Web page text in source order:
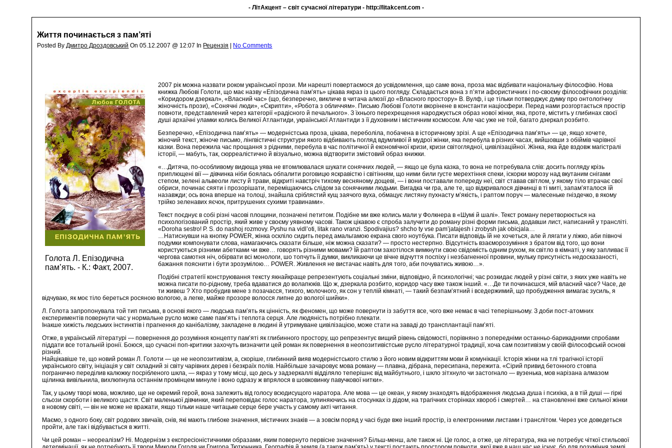
- ЛітАкцент – світ сучасної літератури - http://litakcent.com -
Життя починається з пам’яті
Posted ByДмитро Дроздовський On 05.12.2007 @ 12:07 In Рецензія No Comments
Голота Л. Епізодична
пам’ять. - К.: Факт, 2007.
2007 рік можна назвати роком української прози. Ми нарешті повертаємося до усвідомлення, що саме вона, проза має відбивати національну філософію. Нова
книжка Любові Голоти, що має назву «Епізодична пам’ять» цікава якраз із цього погляду. Складається вона з п’яти афористичних і по-своєму філософічних розділів:
«Коридором дзеркал», «Власний час» (що, безперечно, викличе в читача алюзії до «Власного простору» В. Вулф, і це тільки потверджує думку про онтологічну
жіночність прози), «Сонячні люди», «Скрипти», «Робота з обличчям». Письмо Любові Голоти вкорінене в константи націосфери. Перед нами розгортається простір
повноти, представлений через категорії «радісного й печального». З їхнього перехрещення народжується образ нової жінки, яка, проте, містить у глибинах своєї
душі архаїчні уламки колись Великої Атлантиди, української Атлантиди з її духовним і містичним космосом. Але час уже не той, багато дзеркал розбито.
Безперечно, «Епізодична пам’ять» — модерністська проза, цікава, переболіла, побачена в історичному зрізі. А ще «Епізодична пам’ять» — це, якщо хочете,
жіночий текст, жіноче письмо, лінгвістичні структури якого відбивають погляд вдумливої й мудрої жінки, яка перебула в різних часах, вийшовши з обіймів чарівної
казки. Вона пережила час прощання з рідними, перебула в час політичної й економічної кризи, кризи світоглядної, цивілізаційної. Жінка, яка йде вздовж магістралі
історії, — мабуть, так, сюрреалістично й візуально, можна відтворити змістовий образ книжки.
«…Дитяча, по-особливому видюща уява не втомлювалася шукати сонячних людей, — якщо це була казка, то вона не потребувала слів: досить погляду крізь
приплющені вії — дівчинка ніби боялась обпалити роговицю яскравістю і світінням, що ними били густе мерехтіння спеки, іскорки морозу над вкутаним снігами
степом, зелені альвеоли листу й трави, відкриті навстріч тихому весняному дощеві, — і вони поставали попереду неї, світ ставав світлом, у якому тіло втрачає свої
обриси, починає сяяти і прозорішати, переміщаючись слідом за сонячними людьми. Вигадка чи гра, але те, що відкривалося дівчинці в ті миті, запам’яталося їй
назавжди; ось вона вперше на толоці, знайшла сріблястий кущ заячого вуха, обмацує листяну пухнасту м’якість, і раптом поруч — малесеньке гніздечко, в якому
трійко зеленавих яєчок, притрушених сухими травинами».
Текст поєднує в собі різні часові площини, позначені петитом. Подібне ми вже колись мали у Фолкнера в «Шумі й шалі». Текст роману перетворюється на
психологізований простір, який живе у своєму уявному часові. Також цікавою є спроба залучити до роману різні форми письма, додавши лист, написаний у трансліті.
«Doroha sestro! P. S. do nashoj rozmovy. Pyshu na vidl’oti, litak rano vranzi. Spodivajius? shcho ty vse pam’jatajesh і zrobysh jak obicjala…
…Натиснувши на кнопку POWER, жінка оскліло сидить перед амальгамою екрана свого ноутбука. Писати відповідь їй не хочеться, але й лягати у ліжко, аби півночі
подумки компонувати слова, намагаючись сказати більше, ніж можна сказати? — просто нестерпно. Відсутність взаєморозуміння з братом від того, що вони
користуються різними абетками чи вже… говорять різними мовами? Їй раптом захотілося вимкнути свою свідомість одним рухом, як світло в кімнаті, у яку запливає її
чергова самотня ніч, обірвати всі монологи, шо топчуть її думки, викликаючи це вічне відчуття поспіху і незбагненної провини, мульку присутність недосказаності,
бажання пояснити і бути зрозумілою… POWER. Живлення не вистачає навіть для того, аби почуватись живою…».
Подібні стратегії конструювання тексту якнайкраще репрезентують соціальні зміни, відповідно, й психологічні; час розкидає людей у різні світи, з яких уже навіть не
можна писати по-рідному, треба вдаватися до волапюків. Що ж, дзеркала розбито, коридор часу вже також інший. «…Де ти починаєшся, мій власний часе? Часе, де
ти живеш ? Хто пробудив мене з позачасся, тихого, молочного, як сон у теплій кімнаті, — такий безпам’ятний і вседержимий, що пробудження вимагає зусиль, я
відчуваю, як моє тіло береться росяною вологою, а легке, майже прозоре волосся липне до вологої шийки».
Л. Голота запропонувала той тип письма, в основі якого — людська пам’ять як цінність, як феномен, що може повернути із забуття все, чого вже немає в часі теперішньому. З доби пост-атомних
експериментів повернути час у нормальне русло може саме пам’ять і теплота серця. Але людяність потрібно плекати.
Інакше хижість людських інстинктів і прагнення до канібалізму, закладене в людині й утримуване цивілізацією, може стати на заваді до трансплантації пам’яті.
Отже, в українській літературі — повернення до розуміння концепту пам’яті як глибинного простору, що репрезентує вищий рівень свідомості, порівняно з попередніми останньо-барикадними спробами
піддати все тотальній іронії. Боюся, що сучасні поп-критики захочуть визначити цей роман як повернення в неопозитивістське русло літературної традиції, хоча сам позитивізм у своїй філософській основі
різний.
Найцікавіше те, що новий роман Л. Голоти — це не неопозитивізм, а, скоріше, глибинний вияв модерністського стилю з його новим відкриттям мови й комунікації. Історія жінки на тлі трагічної історії
українського світу, ініціація у світ складний зі світу чарівних дерев і безкраїх полів. Найбільше зачаровує мова роману — плавна, дібрана, пересипана, пережита. «Сірий привид бетонного стовпа
погранично переділив калюжку посрібленого шкла, — якраз у тому місці, що десь у задзеркаллі відділяло теперішнє від майбутнього, і шкло зітхнуло чи застогнало — вузенька, мов нарізана алмазом
щілинка вивільнила, вихлюпнула останнім промінцем минуле і воно одразу ж впрялося в шовковинку павучкової нитки».
Так, у цьому творі мова, можливо, ще не окремий герой, вона залежить від голосу всюдисущого наратора. Але мова — це океан, у якому знаходять відображення людська душа і психіка, а в тій душі — гіркі
сльози скорботи і великого щастя. Світ маленької дівчинки, який переповідає голос наратора, зупиняючись на стосунках із дідом, на трагічних сторінках хвороб і смертей… на становленні вже сильної жінки
в новому світі, — він не може не вражати, якщо тільки наше читацьке серце бере участь у самому акті читання.
Маємо, з одного боку, світ родових звичаїв, снів, які мають глибоке значення, містичних знаків — а зовсім поряд у часі буде вже інший простір, із електронними листами і транслітом. Через усе доведеться
пройти, але так і відбувається в житті.
Чи цей роман – неореалізм? Ні. Модернізм з експресіоністичними образами, яким повернуто первісне значення? Більш-менш, але також ні. Це голос, а отже, це література, яка не потребує чіткої стильової